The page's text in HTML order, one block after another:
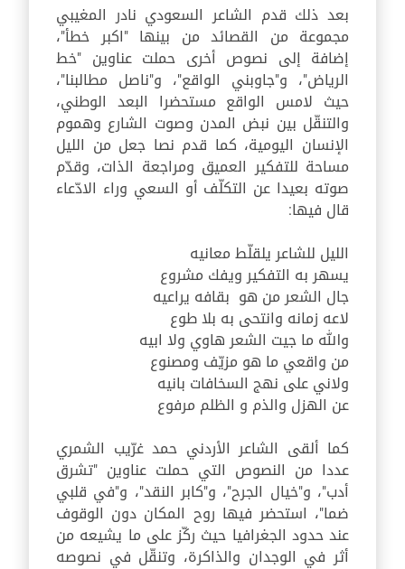
بعد ذلك قدم الشاعر السعودي نادر المغيبي
مجموعة من القصائد من بينها"اكبر خطأ"،
إضافة إلى نصوص أخرى حملت عناوين "خط
الرياض"، و"جاوبني الواقع"، و"ناصل مطالبنا"،
حيث لامس الواقع مستحضرا البعد الوطني،
والتنقّل بين نبض المدن وصوت الشارع وهموم
الإنسان اليومية، كما قدم نصا جعل من الليل
مساحة للتفكير العميق ومراجعة الذات، وقدّم
صوته بعيدا عن التكلّف أو السعي وراء الادّعاء
قال فيها:
الليل للشاعر يلقلّط معانيه
يسهر به التفكير ويفك مشروع
جال الشعر من هو بقافه يراعيه
لاعه زمانه وانتحى به بلا طوع
والله ما جيت الشعر هاوي ولا ابيه
من واقعي ما هو مزيّف ومصنوع
ولاني على نهج السخافات بانيه
عن الهزل والذم و الظلم مرفوع
كما ألقى الشاعر الأردني حمد غرّيب الشمري
عددا من النصوص التي حملت عناوين "تشرق
أدب"، و"خيال الجرح"، و"كابر النقد"، و"في قلبي
ضما"، استحضر فيها روح المكان دون الوقوف
عند حدود الجغرافيا حيث ركّز على ما يشيعه من
أثر في الوجدان والذاكرة، وتنقّل في نصوصه